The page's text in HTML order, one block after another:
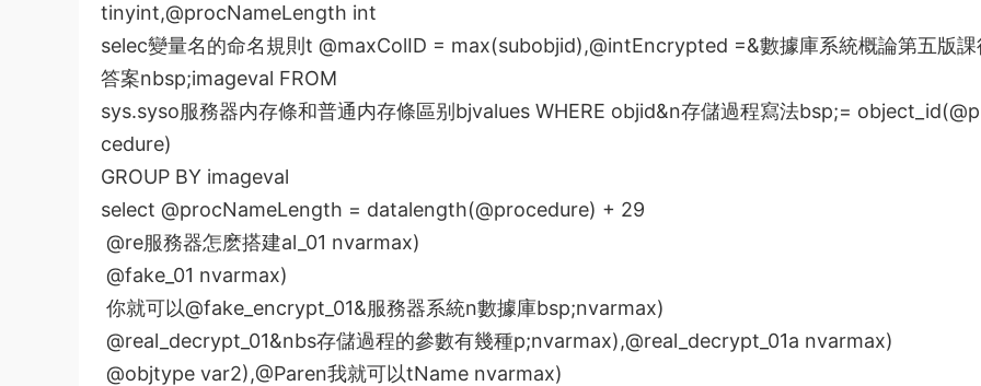
tinyint,@procNameLength int
selec變量名的命名規則 t @maxColID = max(subobjid),@intEncrypted =&數據庫系統概論第五版課
答案nbsp;imageval FROM
sys.syso服務器内存條和普通内存條區别 bjvalues WHERE objid&n存儲過程寫法bsp;=
cedure)
GROUP BY imageval
select @procNameLength = datalength(@procedure) + 29
@re服務器怎麽搭建al_01 nvarmax)
@fake_01 nvarmax)
你就可以@fake_encrypt_01&服務器系統n數據庫bsp;nvarmax)
@real_decrypt_01&nbs存儲過程的參數有幾種p;nvarmax),@real_decrypt_01a nvarmax)
@objtype var2),@Paren我就可以tName nvarmax)